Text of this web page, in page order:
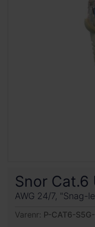
Snor Cat.6
AWG 24/7, "Snag-
Varenr: P-CAT6-